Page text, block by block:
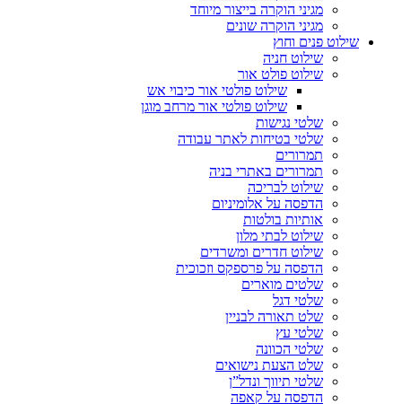
מגיני הוקרה בייצור מיוחד
מגיני הוקרה שונים
שילוט פנים וחוץ
שילוט חניה
שילוט פולט אור
שילוט פולטי אור כיבוי אש
שילוט פולטי אור מרחב מוגן
שלטי נגישות
שלטי בטיחות לאתר עבודה
תמרורים
תמרורים באתרי בניה
שילוט לבריכה
הדפסה על אלומיניום
אותיות בולטות
שילוט לבתי מלון
שילוט חדרים ומשרדים
הדפסה על פרספקס וזכוכית
שלטים מוארים
שלטי דגל
שלט תאורה לבניין
שלטי עץ
שלטי הכוונה
שלט הצעת נישואים
שלטי תיווך ונדל”ן
הדפסה על קאפה